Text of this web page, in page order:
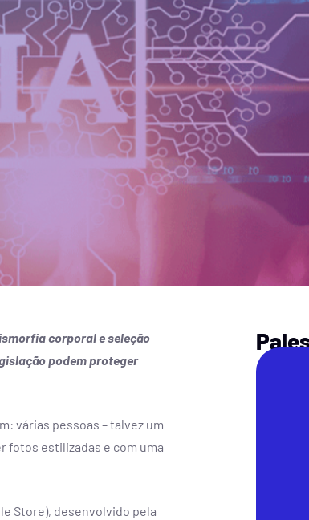
corporal e seleção
podem proteger
várias pessoas – talvez um
fotos estilizadas e com uma
Store), desenvolvido pela
ela não codifica
humano decifrar.